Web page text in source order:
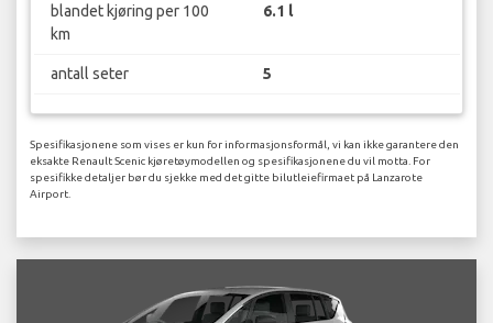
blandet kjøring per 100
km
6.1 l
antall seter 5
Spesifikasjonene som vises er kun for informasjonsformål, vi kan ikke garantere den
eksakte Renault Scenic kjøretøymodellen og spesifikasjonene du vil motta. For
spesifikke detaljer bør du sjekke med det gitte bilutleiefirmaet på Lanzarote
Airport.